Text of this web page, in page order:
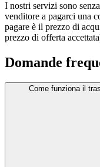
I nostri servizi sono
venditore a pagarci una
pagare è il prezzo di
prezzo di offerta
Domande
Come funziona il